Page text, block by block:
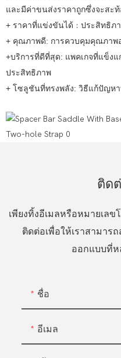
และมีค่าขนส่งราคาถูกซึ่งจะสะ
+ ราคาที่แข่งขันได้ : ประสิทธิภ
+ คุณภาพดี: การควบคุมคุณภาพอ
+บริการที่ดีที่สุด: แพคเกจที่แข็ง
ประสิทธิภาพ
+ โซลูชันที่ทรงพลัง: วิธีแก้ปัญห
ติด
เพียงทิ้งอีเมลหรือหมายเล
ติดต่อเพื่อให้เราสามาร
ออกแบบที่ห
ชื่อ
อีเมล